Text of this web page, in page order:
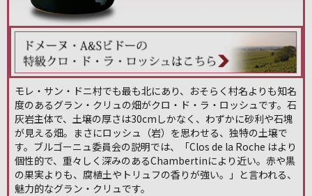
モレ・サン・ドニ村でも最も北にあり、おそらく村名よりも知名
度のあるグラン・クリュの畑がクロ・ド・ラ・ロッシュです。石
灰岩主体で、土壌の厚さは30cmしかなく、わずかに砂利や石塊
が見える畑。まさにロッシュ（岩）を思わせる、独特の土壌で
す。ブルゴーニュ委員会の説明では、「Clos de la Roche はより
個性的で、重々しく深みのあるChambertinにより近い。赤や黒
の果実よりも、腐植土やトリュフの香りが強い。」と言われる、
魅力的なグラン・クリュです。